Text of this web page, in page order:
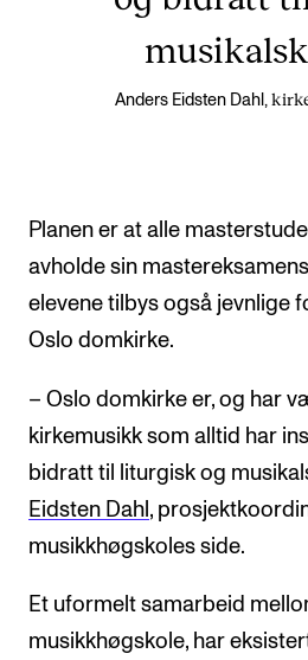
Anders Eidsten Dahl,
Planen er at alle
avholde sin
elevene tilbys også jevnlige
Oslo domkirke.
– Oslo domkirke er, og har
kirkemusikk som alltid har
bidratt til liturgisk og
Eidsten Dahl ,
musikkhøgskoles side.
Et uformelt samarbeid
musikkhøgskole, har